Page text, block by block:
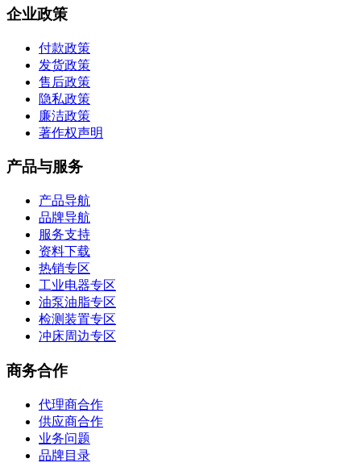
企业政策
付款政策
发货政策
售后政策
隐私政策
廉洁政策
著作权声明
产品与服务
产品导航
品牌导航
服务支持
资料下载
热销专区
工业电器专区
油泵油脂专区
检测装置专区
冲床周边专区
商务合作
代理商合作
供应商合作
业务问题
品牌目录